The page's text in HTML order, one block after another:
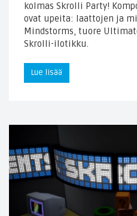
kolmas Skrolli Party!
ovat upeita: laattojen ja
Mindstorms, tuore
Skrolli-ilotikku.
Lue lisää